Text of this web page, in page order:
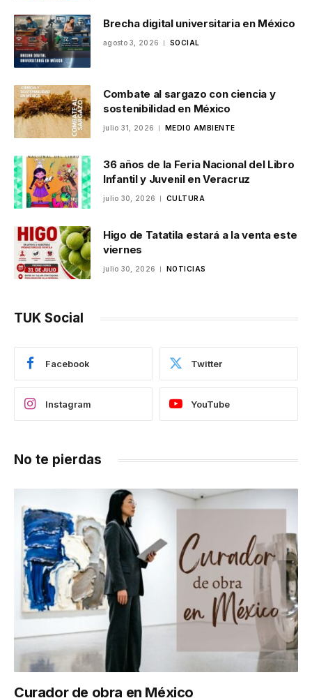
Brecha digital universitaria en México
agosto 3, 2026 SOCIAL
Combate al sargazo con ciencia y
sostenibilidad en México
julio 31, 2026 MEDIO AMBIENTE
36 años de la Feria Nacional del Libro
Infantil y Juvenil en Veracruz
julio 30, 2026 CULTURA
Higo de Tatatila estará a la venta este
viernes
julio 30, 2026 NOTICIAS
TUK Social
Facebook Twitter
Instagram YouTube
No te pierdas
Curador de obra en México